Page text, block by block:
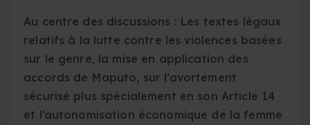
Au centre des discussions : Les textes légaux
relatifs à la lutte contre les violences basées
sur le genre, la mise en application des
accords de Maputo, sur l’avortement
sécurisé plus spécialement en son Article 14
et l’autonomisation économique de la femme